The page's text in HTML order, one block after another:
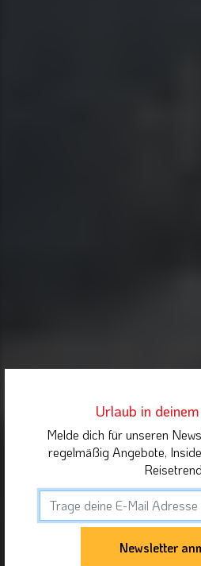
Urlaub in
Melde dich für unseren
regelmäßig Angebote,